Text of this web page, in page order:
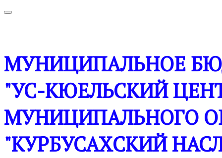
МУНИЦИПАЛЬНОЕ
"УС-КЮЕЛЬСКИЙ
МУНИЦИПАЛЬНОГО
"КУРБУСАХСКИЙ